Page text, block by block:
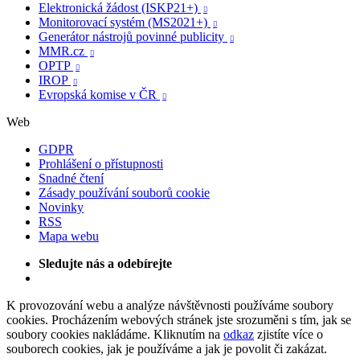
Elektronická žádost (ISKP21+)

Monitorovací systém (MS2021+) 
Generátor nástrojů povinné publicity 
MMR.cz 
OPTP 
IROP 
Evropská komise v ČR 
Web
GDPR
Prohlášení o přístupnosti
Snadné čtení
Zásady používání souborů cookie
Novinky
RSS
Mapa webu
Sledujte nás a odebírejte
K provozování webu a analýze návštěvnosti používáme soubory
cookies. Procházením webových stránek jste srozuměni s tím, jak se
soubory cookies nakládáme. Kliknutím na odkaz zjistíte více o
souborech cookies, jak je používáme a jak je povolit či zakázat.